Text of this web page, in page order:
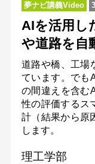
夢ナビ講義Video
AIを活用し
や道路を自
道路や橋、工場
ています。でも
の間違えを含む
性の評価するス
計（結果から原
します。
理工学部